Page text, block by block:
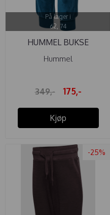
På lager i
62, 74
HUMMEL BUKSE
TAMATOA MAJOLICA ...
Hummel
349,- 175,-
Kjøp
-25%